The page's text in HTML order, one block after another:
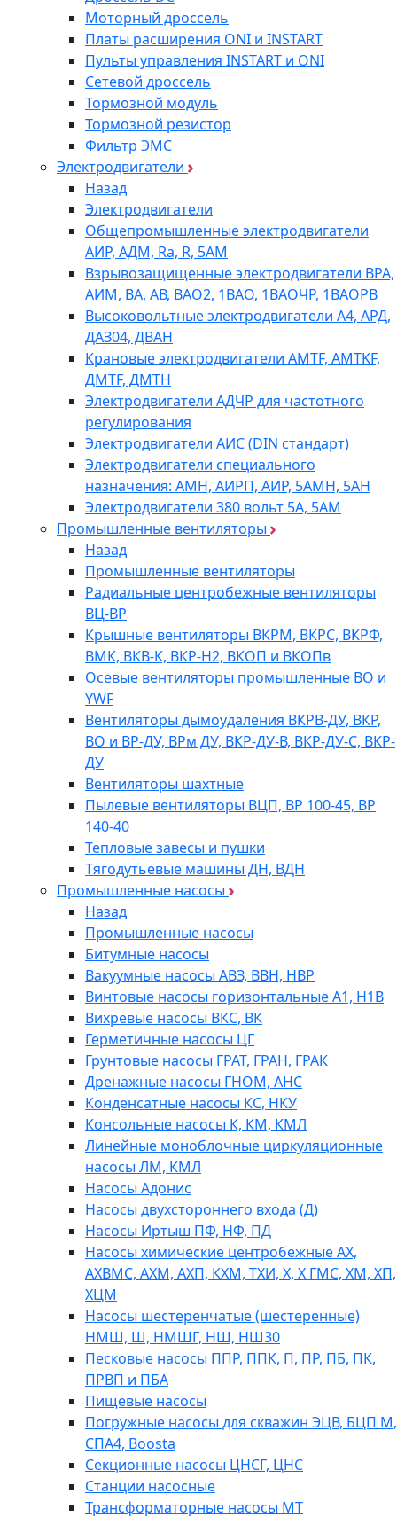
Моторный дроссель
Платы расширения ONI и INSTART
Пульты управления INSTART и ONI
Сетевой дроссель
Тормозной модуль
Тормозной резистор
Фильтр ЭМС
Электродвигатели
Назад
Электродвигатели
Общепромышленные электродвигатели
АИР, АДМ, Ra, R, 5AM
Взрывозащищенные электродвигатели ВРА,
АИМ, ВА, АВ, ВАO2, 1ВАО, 1ВАОЧР, 1ВАОРВ
Высоковольтные электродвигатели A4, АРД,
ДАЗ04, ДВАН
Крановые электродвигатели AMTF, AMTKF,
ДMTF, ДМТН
Электродвигатели АДЧР для частотного
регулирования
Электродвигатели АИС (DIN стандарт)
Электродвигатели специального
назначения: АМН, АИРП, АИР, 5АМН, 5АН
Электродвигатели 380 вольт 5А, 5АМ
Промышленные вентиляторы
Назад
Промышленные вентиляторы
Радиальные центробежные вентиляторы
ВЦ-ВР
Крышные вентиляторы ВКРМ, ВКРС, ВКРФ,
ВМК, ВКВ-К, ВКР-Н2, ВКОП и ВКОПв
Осевые вентиляторы промышленные ВО и
YWF
Вентиляторы дымоудаления ВКРВ-ДУ, ВКР,
ВО и ВР-ДУ, ВРм ДУ, ВКР-ДУ-В, ВКР-ДУ-С, ВКР-
ДУ
Вентиляторы шахтные
Пылевые вентиляторы ВЦП, ВР 100-45, ВР
140-40
Тепловые завесы и пушки
Тягодутьевые машины ДН, ВДН
Промышленные насосы
Назад
Промышленные насосы
Битумные насосы
Вакуумные насосы АВЗ, ВВН, НВР
Винтовые насосы горизонтальные А1, Н1В
Вихревые насосы ВКС, ВК
Герметичные насосы ЦГ
Грунтовые насосы ГРАТ, ГРАН, ГРАК
Дренажные насосы ГНОМ, АНС
Конденсатные насосы КС, НКУ
Консольные насосы К, КМ, КМЛ
Линейные моноблочные циркуляционные
насосы ЛМ, КМЛ
Насосы Адонис
Насосы двухстороннего входа (Д)
Насосы Иртыш ПФ, НФ, ПД
Насосы химические центробежные АХ,
АХВМС, АХМ, АХП, КХМ, ТХИ, Х, Х ГМС, ХМ, ХП,
ХЦМ
Насосы шестеренчатые (шестеренные)
НМШ, Ш, НМШГ, НШ, НШ30
Песковые насосы ППР, ППК, П, ПР, ПБ, ПК,
ПРВП и ПБА
Пищевые насосы
Погружные насосы для скважин ЭЦВ, БЦП М,
СПА4, Boosta
Секционные насосы ЦНСГ, ЦНС
Станции насосные
Трансформаторные насосы МТ